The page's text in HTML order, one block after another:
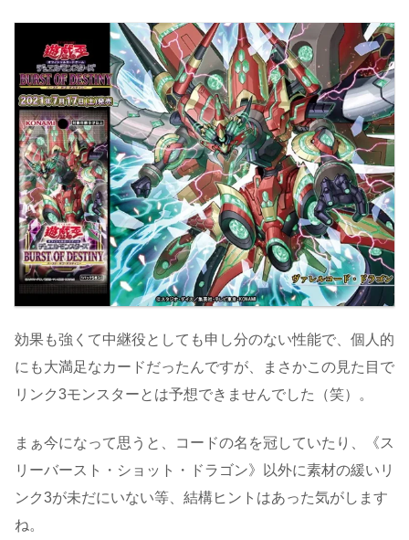
効果も強くて中継役としても申し分のない性能で、個人的
にも大満足なカードだったんですが、まさかこの見た目で
リンク3モンスターとは予想できませんでした（笑）。
まぁ今になって思うと、コードの名を冠していたり、《ス
リーバースト・ショット・ドラゴン》以外に素材の緩いリ
ンク3が未だにいない等、結構ヒントはあった気がします
ね。